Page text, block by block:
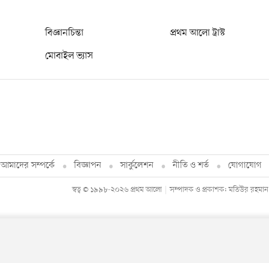
বিজ্ঞানচিন্তা প্রথম আলো ট্রাস্ট
মোবাইল ভ্যাস
আমাদের সম্পর্কে বিজ্ঞাপন সার্কুলেশন নীতি ও শর্ত যোগাযোগ
স্বত্ব © ১৯৯৮-২০২৬ প্রথম আলো সম্পাদক ও প্রকাশক: মতিউর রহমান